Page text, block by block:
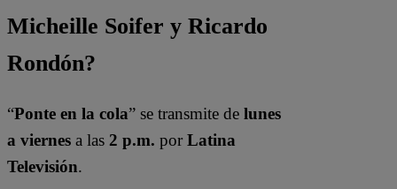
Micheille Soifer y Ricardo
Rondón?
“Ponte en la cola” se transmite de lunes
a viernes a las 2 p.m. por Latina
Televisión.